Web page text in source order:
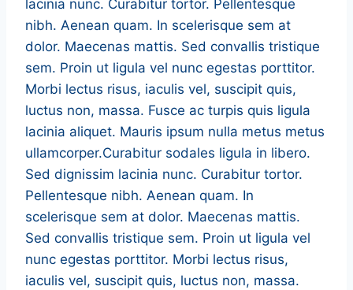
lacinia nunc. Curabitur tortor. Pellentesque
nibh. Aenean quam. In scelerisque sem at
dolor. Maecenas mattis. Sed convallis tristique
sem. Proin ut ligula vel nunc egestas porttitor.
Morbi lectus risus, iaculis vel, suscipit quis,
luctus non, massa. Fusce ac turpis quis ligula
lacinia aliquet. Mauris ipsum nulla metus metus
ullamcorper.Curabitur sodales ligula in libero.
Sed dignissim lacinia nunc. Curabitur tortor.
Pellentesque nibh. Aenean quam. In
scelerisque sem at dolor. Maecenas mattis.
Sed convallis tristique sem. Proin ut ligula vel
nunc egestas porttitor. Morbi lectus risus,
iaculis vel, suscipit quis, luctus non, massa.